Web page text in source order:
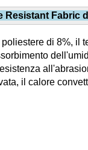
Resistant Fabric
di 8%, il
il calore